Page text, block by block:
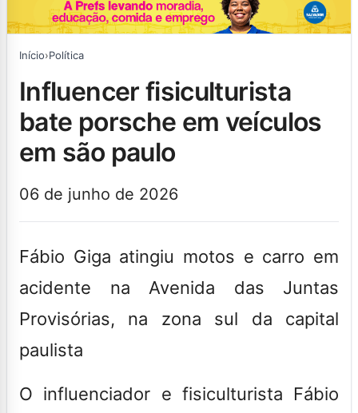
Início›Política
influencer fisiculturista
bate porsche em veículos
em são paulo
06 de junho de 2026
Fábio Giga atingiu motos e carro em
acidente na Avenida das Juntas
Provisórias, na zona sul da capital
paulista
O influenciador e fisiculturista Fábio